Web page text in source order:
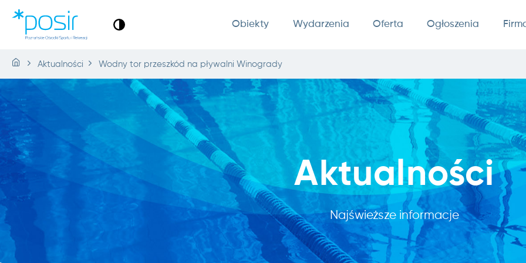
Obiekty Wydarzenia Oferta Ogłoszenia
Aktualności Wodny tor przeszkód na pływalni Winogrady
Aktualności
Najświeższe informacje